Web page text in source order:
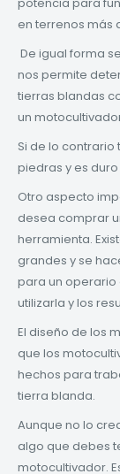
en terrenos más
De igual forma
nos permite
tierras blandas
un
Si de lo
piedras y es
Otro aspecto
desea comprar
herramienta.
grandes y se
para un operario
utilizarla y los
El diseño de los
que los
hechos para
tierra blanda.
Aunque no lo
algo que debes
motocultivador.